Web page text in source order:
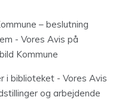
– beslutning
- Vores Avis på
Kommune
i biblioteket - Vores Avis
og arbejdende